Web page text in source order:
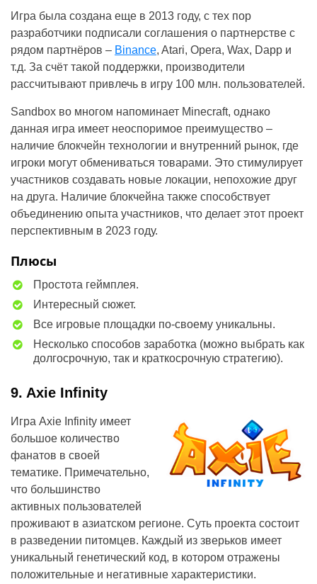
Игра была создана еще в 2013 году, с тех пор
разработчики подписали соглашения о партнерстве с
рядом партнёров – Binance, Atari, Opera, Wax, Dapp и
т.д. За счёт такой поддержки, производители
рассчитывают привлечь в игру 100 млн. пользователей.
Sandbox во многом напоминает Minecraft, однако
данная игра имеет неоспоримое преимущество –
наличие блокчейн технологии и внутренний рынок, где
игроки могут обмениваться товарами. Это стимулирует
участников создавать новые локации, непохожие друг
на друга. Наличие блокчейна также способствует
объединению опыта участников, что делает этот проект
перспективным в 2023 году.
Плюсы
Простота геймплея.
Интересный сюжет.
Все игровые площадки по-своему уникальны.
Несколько способов заработка (можно выбрать как
долгосрочную, так и краткосрочную стратегию).
9. Axie Infinity
Игра Axie Infinity имеет
большое количество
фанатов в своей
тематике. Примечательно,
что большинство
активных пользователей
проживают в азиатском регионе. Суть проекта состоит
в разведении питомцев. Каждый из зверьков имеет
уникальный генетический код, в котором отражены
положительные и негативные характеристики.